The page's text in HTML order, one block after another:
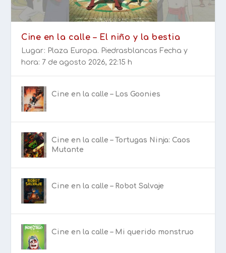
Cine en la calle – El niño y la bestia
Lugar: Plaza Europa. Piedrasblancas Fecha y
hora: 7 de agosto 2026, 22:15 h
Cine en la calle – Los Goonies
Cine en la calle – Tortugas Ninja: Caos
Mutante
Cine en la calle – Robot Salvaje
Cine en la calle – Mi querido monstruo